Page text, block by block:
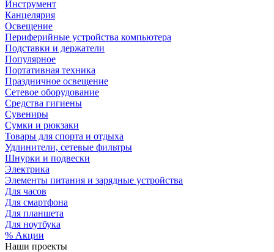
Инструмент
Канцелярия
Освещение
Периферийные устройства компьютера
Подставки и держатели
Популярное
Портативная техника
Праздничное освещение
Сетевое оборудование
Средства гигиены
Сувениры
Сумки и рюкзаки
Товары для спорта и отдыха
Удлинители, сетевые фильтры
Шнурки и подвески
Электрика
Элементы питания и зарядные устройства
Для часов
Для смартфона
Для планшета
Для ноутбука
% Акции
Наши проекты